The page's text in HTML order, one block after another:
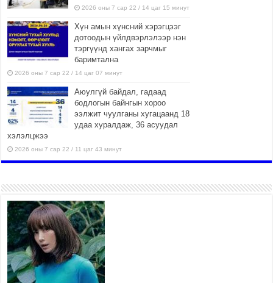
2026 оны 7 сар 22 / 14 цаг 15 минут
Хүн амын хүнсний хэрэгцээг
дотоодын үйлдвэрлэлээр нэн
тэргүүнд хангах зарчмыг
баримтална
2026 оны 7 сар 22 / 14 цаг 07 минут
Аюулгүй байдал, гадаад
бодлогын байнгын хороо
ээлжит чуулганы хугацаанд 18
удаа хуралдаж, 36 асуудал
хэлэлцжээ
2026 оны 7 сар 22 / 11 цаг 43 минут
боломжтой-Хүүхэд хөгжүүлэх
төв” байгуулах төсөлд төр,
хувийн хэвшлийн түншлэлийн хүрээнд хамтран
ажиллахыг урьж байна
2026 оны 7 сар 22 / 9 цаг 28 минут
Б.Пүрэвдагва: “Урт цагаан”-ыг
залуучууд чөлөөт цагаа
өнгөрүүлдэг, жуулчид зорьж